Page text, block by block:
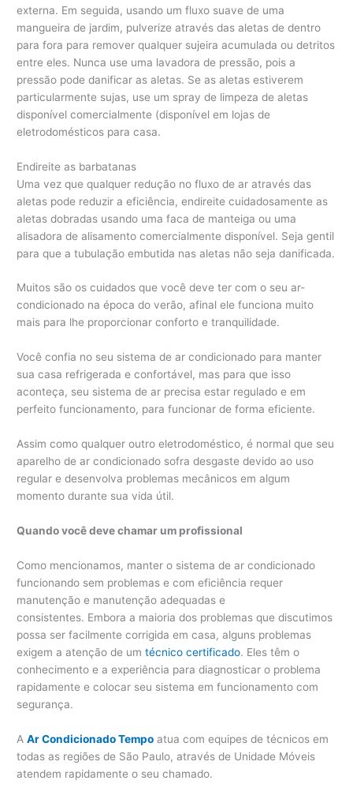
externa. Em seguida, usando um fluxo suave de uma
mangueira de jardim, pulverize através das aletas de dentro
para fora para remover qualquer sujeira acumulada ou detritos
entre eles. Nunca use uma lavadora de pressão, pois a
pressão pode danificar as aletas. Se as aletas estiverem
particularmente sujas, use um spray de limpeza de aletas
disponível comercialmente (disponível em lojas de
eletrodomésticos para casa.
Endireite as barbatanas
Uma vez que qualquer redução no fluxo de ar através das
aletas pode reduzir a eficiência, endireite cuidadosamente as
aletas dobradas usando uma faca de manteiga ou uma
alisadora de alisamento comercialmente disponível. Seja gentil
para que a tubulação embutida nas aletas não seja danificada.
Muitos são os cuidados que você deve ter com o seu ar-
condicionado na época do verão, afinal ele funciona muito
mais para lhe proporcionar conforto e tranquilidade.
Você confia no seu sistema de ar condicionado para manter
sua casa refrigerada e confortável, mas para que isso
aconteça, seu sistema de ar precisa estar regulado e em
perfeito funcionamento, para funcionar de forma eficiente.
Assim como qualquer outro eletrodoméstico, é normal que seu
aparelho de ar condicionado sofra desgaste devido ao uso
regular e desenvolva problemas mecânicos em algum
momento durante sua vida útil.
Quando você deve chamar um profissional
Como mencionamos, manter o sistema de ar condicionado
funcionando sem problemas e com eficiência requer
manutenção e manutenção adequadas e
consistentes. Embora a maioria dos problemas que discutimos
possa ser facilmente corrigida em casa, alguns problemas
exigem a atenção de umtécnico certificado. Eles têm o
conhecimento e a experiência para diagnosticar o problema
rapidamente e colocar seu sistema em funcionamento com
segurança.
AAr Condicionado Tempo atua com equipes de técnicos em
todas as regiões de São Paulo, através de Unidade Móveis
atendem rapidamente o seu chamado.